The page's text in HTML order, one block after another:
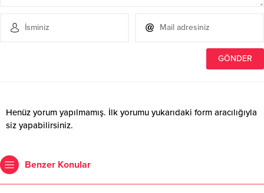
Henüz yorum yapılmamış. İlk yorumu yukarıdaki form aracılığıyla
siz yapabilirsiniz.
Benzer Konular